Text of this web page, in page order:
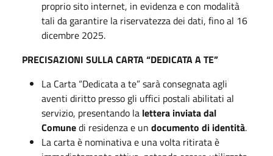
proprio sito internet, in evidenza e con modalità
tali da garantire la riservatezza dei dati, fino al 16
dicembre 2025.
PRECISAZIONI SULLA CARTA “DEDICATA A TE”
La Carta “Dedicata a te” sarà consegnata agli
aventi diritto presso gli uffici postali abilitati al
servizio, presentando la lettera inviata dal
Comunedi residenza e un documento di identità.
La carta è nominativa e una volta ritirata è